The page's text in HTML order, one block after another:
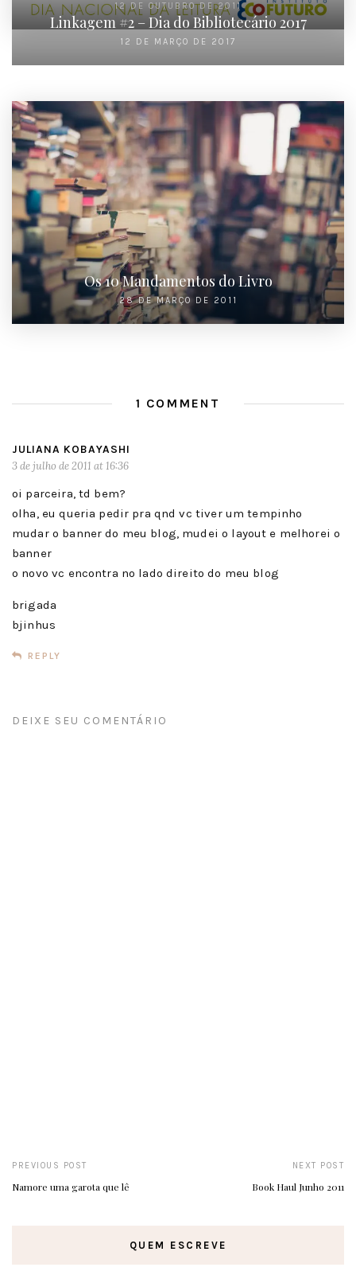
12 DE OUTUBRO DE 2011
Linkagem #2 – Dia do Bibliotecário 2017
12 DE MARÇO DE 2017
Os 10 Mandamentos do Livro
28 DE MARÇO DE 2011
1 COMMENT
JULIANA KOBAYASHI
3 de julho de 2011 at 16:36
oi parceira, td bem?
olha, eu queria pedir pra qnd vc tiver um tempinho
mudar o banner do meu blog, mudei o layout e melhorei o
banner
o novo vc encontra no lado direito do meu blog
brigada
bjinhus
REPLY
DEIXE SEU COMENTÁRIO
PREVIOUS POST
Namore uma garota que lê
NEXT POST
Book Haul Junho 2011
QUEM ESCREVE